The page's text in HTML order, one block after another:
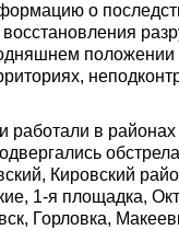
о
восстановления
положении
работали в
Кировский
1-я площадка,
Горловка,